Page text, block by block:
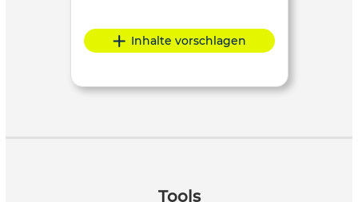
Inhalte vorschlagen
Tools